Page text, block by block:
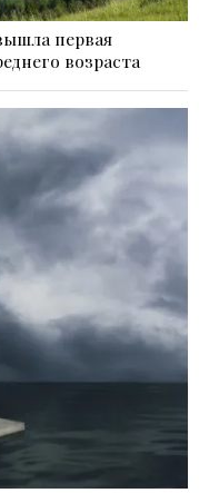
первая
возраста